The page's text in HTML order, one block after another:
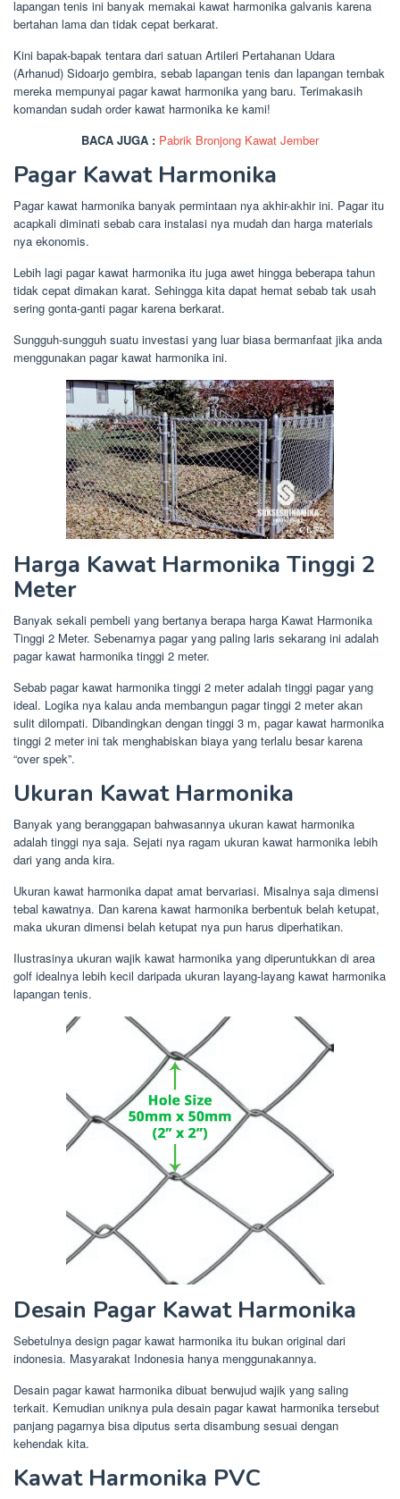
lapangan tenis ini banyak memakai kawat harmonika galvanis karena
bertahan lama dan tidak cepat berkarat.
Kini bapak-bapak tentara dari satuan Artileri Pertahanan Udara
(Arhanud) Sidoarjo gembira, sebab lapangan tenis dan lapangan tembak
mereka mempunyai pagar kawat harmonika yang baru. Terimakasih
komandan sudah order kawat harmonika ke kami!
BACA JUGA : Pabrik Bronjong Kawat Jember
Pagar Kawat Harmonika
Pagar kawat harmonika banyak permintaan nya akhir-akhir ini. Pagar itu
acapkali diminati sebab cara instalasi nya mudah dan harga materials
nya ekonomis.
Lebih lagi pagar kawat harmonika itu juga awet hingga beberapa tahun
tidak cepat dimakan karat. Sehingga kita dapat hemat sebab tak usah
sering gonta-ganti pagar karena berkarat.
Sungguh-sungguh suatu investasi yang luar biasa bermanfaat jika anda
menggunakan pagar kawat harmonika ini.
Harga Kawat Harmonika Tinggi 2
Meter
Banyak sekali pembeli yang bertanya berapa harga Kawat Harmonika
Tinggi 2 Meter. Sebenarnya pagar yang paling laris sekarang ini adalah
pagar kawat harmonika tinggi 2 meter.
Sebab pagar kawat harmonika tinggi 2 meter adalah tinggi pagar yang
ideal. Logika nya kalau anda membangun pagar tinggi 2 meter akan
sulit dilompati. Dibandingkan dengan tinggi 3 m, pagar kawat harmonika
tinggi 2 meter ini tak menghabiskan biaya yang terlalu besar karena
“over spek”.
Ukuran Kawat Harmonika
Banyak yang beranggapan bahwasannya ukuran kawat harmonika
adalah tinggi nya saja. Sejati nya ragam ukuran kawat harmonika lebih
dari yang anda kira.
Ukuran kawat harmonika dapat amat bervariasi. Misalnya saja dimensi
tebal kawatnya. Dan karena kawat harmonika berbentuk belah ketupat,
maka ukuran dimensi belah ketupat nya pun harus diperhatikan.
Ilustrasinya ukuran wajik kawat harmonika yang diperuntukkan di area
golf idealnya lebih kecil daripada ukuran layang-layang kawat harmonika
lapangan tenis.
Desain Pagar Kawat Harmonika
Sebetulnya design pagar kawat harmonika itu bukan original dari
indonesia. Masyarakat Indonesia hanya menggunakannya.
Desain pagar kawat harmonika dibuat berwujud wajik yang saling
terkait. Kemudian uniknya pula desain pagar kawat harmonika tersebut
panjang pagarnya bisa diputus serta disambung sesuai dengan
kehendak kita.
Kawat Harmonika PVC